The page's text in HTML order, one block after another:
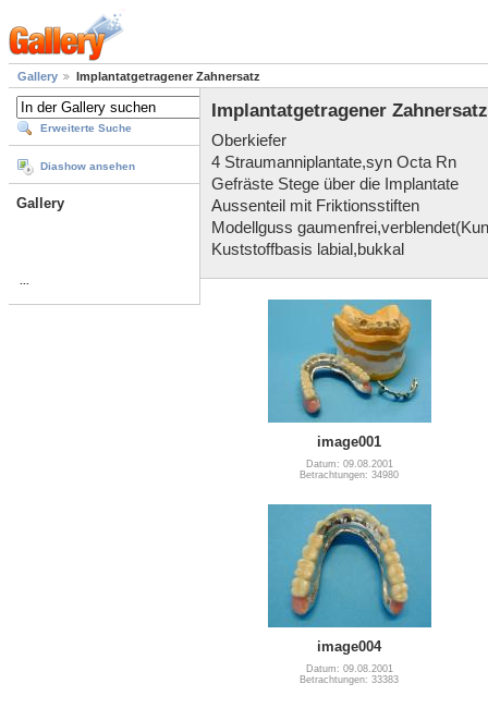
Gallery Implantatgetragener Zahnersatz
Erweiterte Suche
Diashow ansehen
Gallery
Implantatgetragener Zahnersatz
Oberkiefer
4 Straumanniplantate,syn Octa Rn
Gefräste Stege über die Implantate
Aussenteil mit Friktionsstiften
Modellguss
Kuststoffbasis labial,bukkal
image001
Datum: 09.08.2001
Betrachtungen: 34980
image004
Datum: 09.08.2001
Betrachtungen: 33383